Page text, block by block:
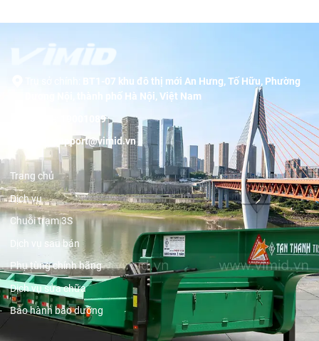
BT1-07 khu đô thị mới An Hưng, Tố Hữu, Phường
Dương Nội, thành phố Hà Nội, Việt Nam
19001089
support@vimid.vn
Trang chủ
Dịch vụ
Chuỗi trạm 3S
Dịch vụ sau bán
Phụ tùng chính hãng
Dịch vụ sửa chữa
Bảo hành bảo dưỡng